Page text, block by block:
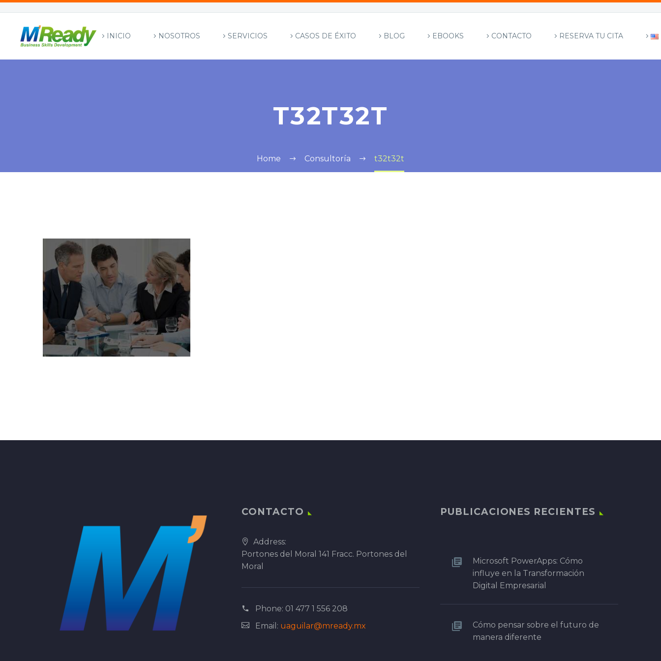
INICIO NOSOTROS SERVICIOS CASOS DE ÉXITO BLOG EBOOKS CONTACTO RESERVA TU CITA
T32T32T
Home Consultoría t32t32t
CONTACTO
Address:
Portones del Moral 141 Fracc. Portones del
Moral
Phone: 01 477 1 556 208
Email: uaguilar@mready.mx
PUBLICACIONES RECIENTES
Microsoft PowerApps: Cómo
influye en la Transformación
Digital Empresarial
Cómo pensar sobre el futuro de
manera diferente